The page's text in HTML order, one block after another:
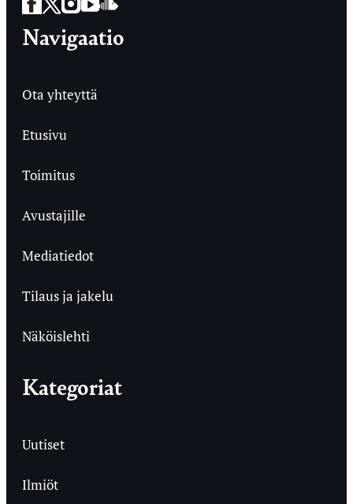
Facebook
Twitter
Instagram
YouTube
SoundCloud
Navigaatio
Ota yhteyttä
Etusivu
Toimitus
Avustajille
Mediatiedot
Tilaus ja jakelu
Näköislehti
Kategoriat
Uutiset
Ilmiöt